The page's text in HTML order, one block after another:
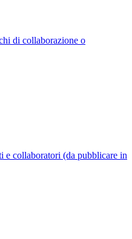
di collaborazione o
e collaboratori (da pubblicare in